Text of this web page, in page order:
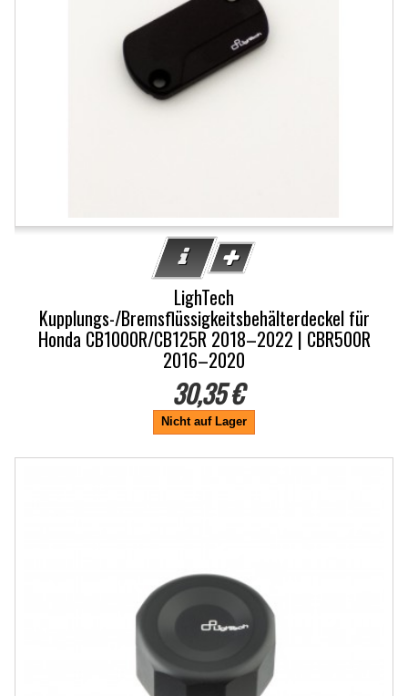
LighTech
Kupplungs-/Bremsflüssigkeitsbehälterdeckel für
Honda CB1000R/CB125R 2018–2022 | CBR500R
2016–2020
30,35 €
Nicht auf Lager